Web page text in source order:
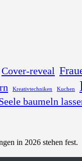
Cover-reveal
Kreativtechniken Kuchen
baumeln
in 2026 stehen fest.